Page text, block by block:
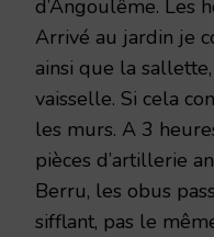
d’Angoulême. Les
Arrivé au jardin je
ainsi que la
vaisselle. Si cela
les murs. A 3
pièces d’artillerie
Berru, les obus
sifflant, pas le